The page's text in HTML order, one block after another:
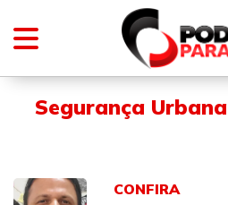
Segurança Urbana
CONFIRA